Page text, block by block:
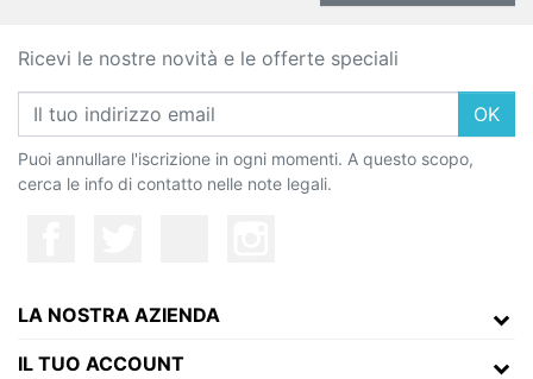
Ricevi le nostre novità e le offerte speciali
OK
Puoi annullare l'iscrizione in ogni momenti. A questo scopo,
cerca le info di contatto nelle note legali.
LA NOSTRA AZIENDA
IL TUO ACCOUNT